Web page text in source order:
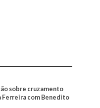
sobre cruzamento
Ferreira com Benedito